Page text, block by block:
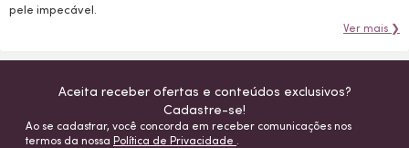
pele impecável.
Ver mais ❯
Aceita receber ofertas e conteúdos exclusivos?
Cadastre-se!
Ao se cadastrar, você concorda em receber comunicações nos
termos da nossa Política de Privacidade .